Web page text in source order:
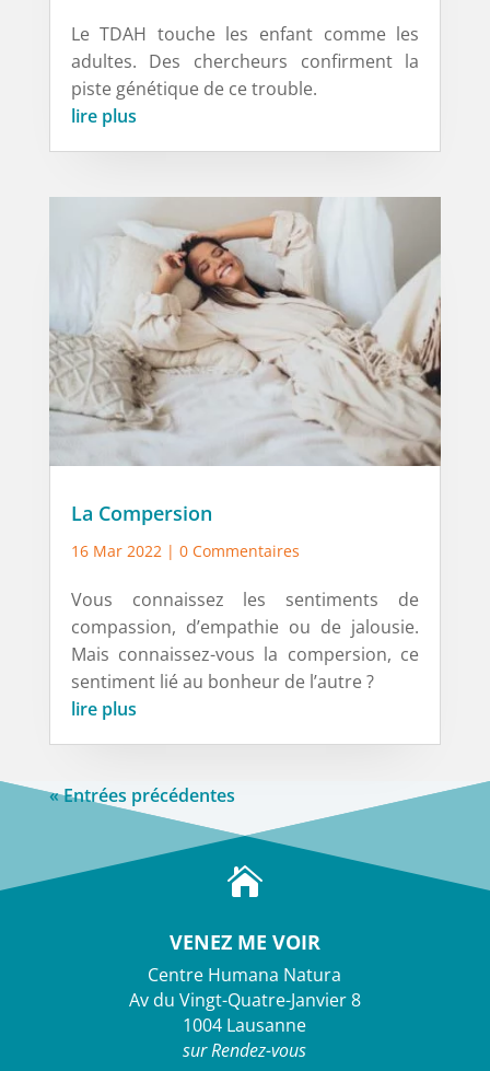
Le TDAH touche les enfant comme les
adultes. Des chercheurs confirment la
piste génétique de ce trouble.
lire plus
La Compersion
16 Mar 2022 | 0 Commentaires
Vous connaissez les sentiments de
compassion, d’empathie ou de jalousie.
Mais connaissez-vous la compersion, ce
sentiment lié au bonheur de l’autre ?
lire plus
« Entrées précédentes

VENEZ ME VOIR
Centre Humana Natura
Av du Vingt-Quatre-Janvier 8
1004 Lausanne
sur Rendez-vous